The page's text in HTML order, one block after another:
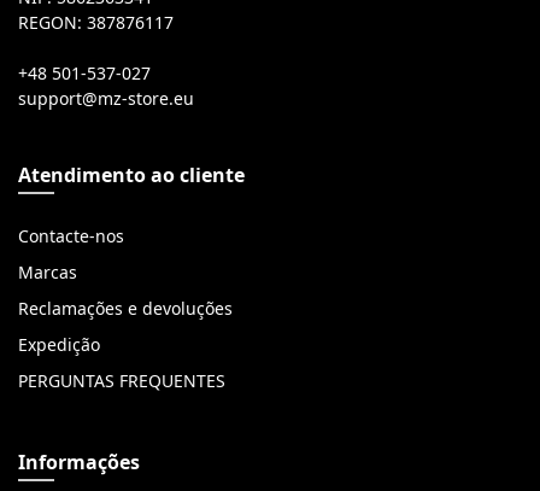
REGON: 387876117
+48 501-537-027
Atendimento ao cliente
Contacte-nos
Marcas
Reclamações e devoluções
Expedição
PERGUNTAS FREQUENTES
Informações